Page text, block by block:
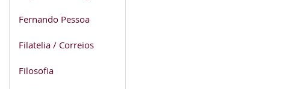
Fernando Pessoa
Filatelia / Correios
Filosofia